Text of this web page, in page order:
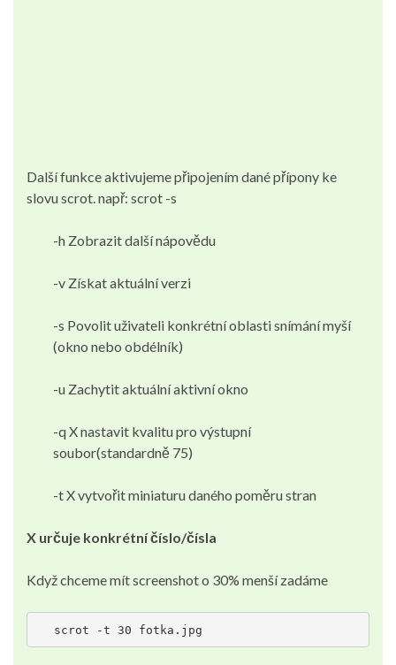
Další funkce aktivujeme připojením dané přípony ke
slovu scrot. např: scrot -s
-h Zobrazit další nápovědu
-v Získat aktuální verzi
-s Povolit uživateli konkrétní oblasti snímání myší
(okno nebo obdélník)
-u Zachytit aktuální aktivní okno
-q Xnastavit kvalitu pro výstupní
soubor(standardně 75)
-t X vytvořit miniaturu daného poměru stran
X určuje konkrétní číslo/čísla
Když chceme mít screenshot o 30% menší zadáme
scrot -t 30 fotka.jpg